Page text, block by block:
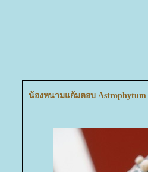
น้องหนามแก้มตอบ Astrophytum